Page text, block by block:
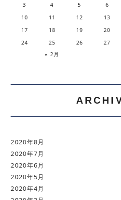
« 2月
3
4 5 6
10
11 12 13
17
18 19 20
24
25 26 27
2020年8月
2020年7月
2020年6月
2020年5月
2020年4月